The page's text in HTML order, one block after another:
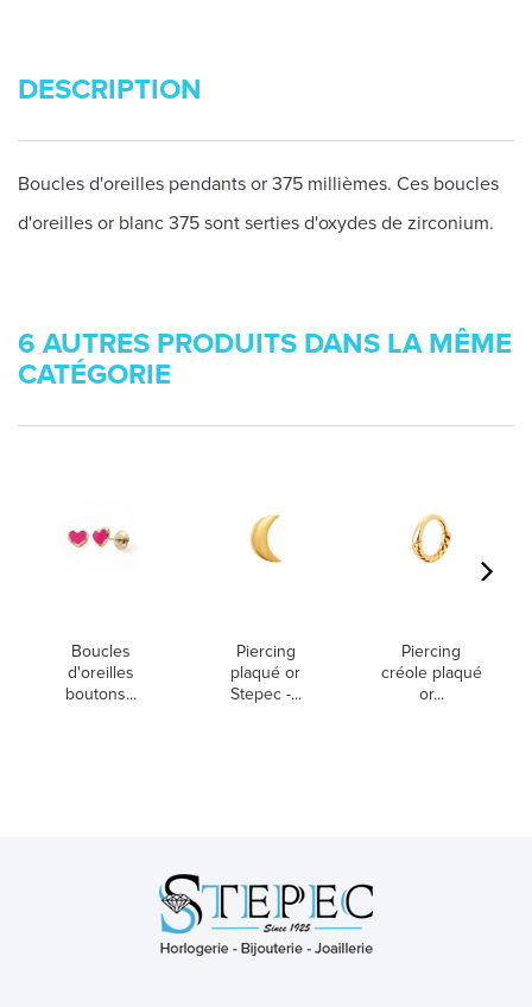
DESCRIPTION
Boucles d'oreilles pendants or 375 millièmes. Ces boucles
d'oreilles or blanc 375 sont serties d'oxydes de zirconium.
6 AUTRES PRODUITS DANS LA MÊME
CATÉGORIE
Boucles
d'oreilles
boutons...
Piercing
plaqué or
Stepec -...
Piercing
créole plaqué
or...